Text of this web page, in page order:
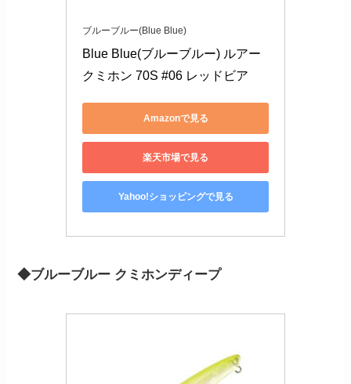
ブルーブルー(Blue Blue)
Blue Blue(ブルーブルー) ルアー
クミホン 70S #06 レッドビア
Amazonで見る
楽天市場で見る
Yahoo!ショッピングで見る
◆ブルーブルー クミホンディープ